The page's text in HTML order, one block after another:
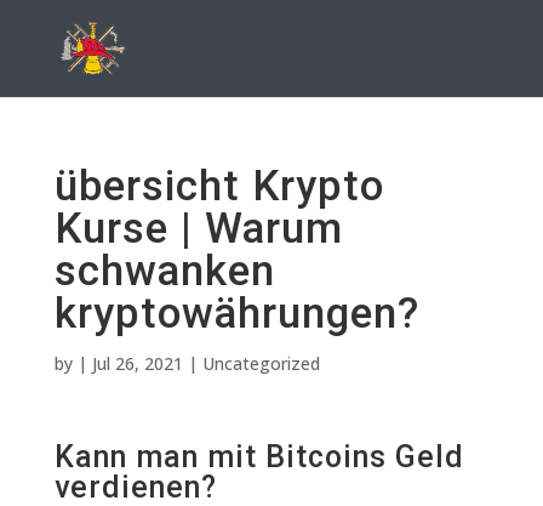
übersicht Krypto
Kurse | Warum
schwanken
kryptowährungen?
by | Jul 26, 2021 | Uncategorized
Kann man mit Bitcoins Geld
verdienen?